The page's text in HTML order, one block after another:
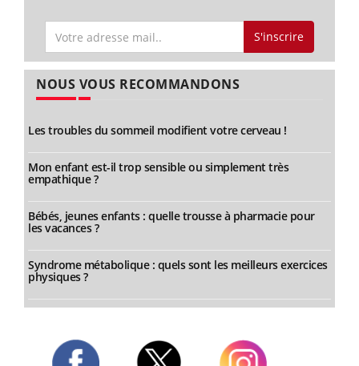
S'inscrire
NOUS VOUS RECOMMANDONS
Les troubles du sommeil modifient votre cerveau !
Mon enfant est-il trop sensible ou simplement très
empathique ?
Bébés, jeunes enfants : quelle trousse à pharmacie pour
les vacances ?
Syndrome métabolique : quels sont les meilleurs exercices
physiques ?